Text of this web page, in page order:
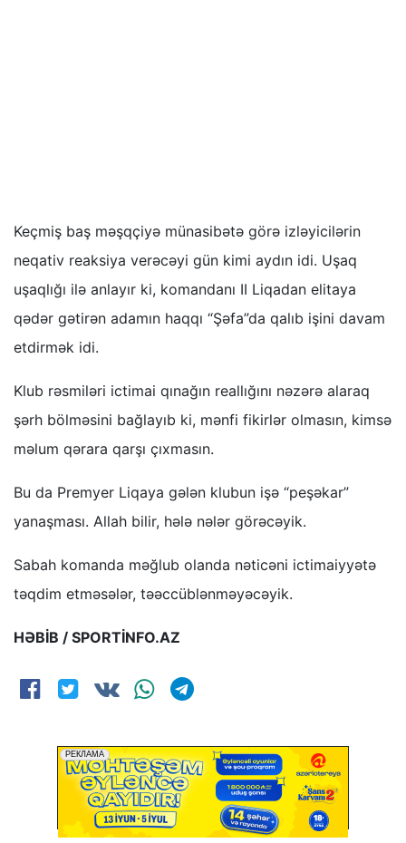
Keçmiş baş məşqçiyə münasibətə görə izləyicilərin
neqativ reaksiya verəcəyi gün kimi aydın idi. Uşaq
uşaqlığı ilə anlayır ki, komandanı II Liqadan elitaya
qədər gətirən adamın haqqı “Şəfa”da qalıb işini davam
etdirmək idi.
Klub rəsmiləri ictimai qınağın reallığını nəzərə alaraq
şərh bölməsini bağlayıb ki, mənfi fikirlər olmasın, kimsə
məlum qərara qarşı çıxmasın.
Bu da Premyer Liqaya gələn klubun işə “peşəkar”
yanaşması. Allah bilir, hələ nələr görəcəyik.
Sabah komanda məğlub olanda nəticəni ictimaiyyətə
təqdim etməsələr, təəccüblənməyəcəyik.
HƏBİB / SPORTİNFO.AZ